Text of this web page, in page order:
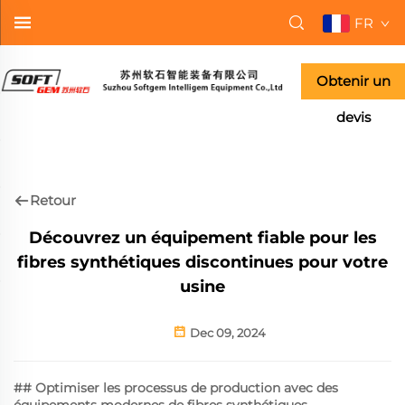
FR
Obtenir un
devis
Retour
Découvrez un équipement fiable pour les
fibres synthétiques discontinues pour votre
usine
Dec 09, 2024
## Optimiser les processus de production avec des